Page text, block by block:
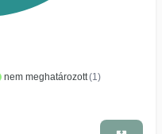
nem meghatározott(1)